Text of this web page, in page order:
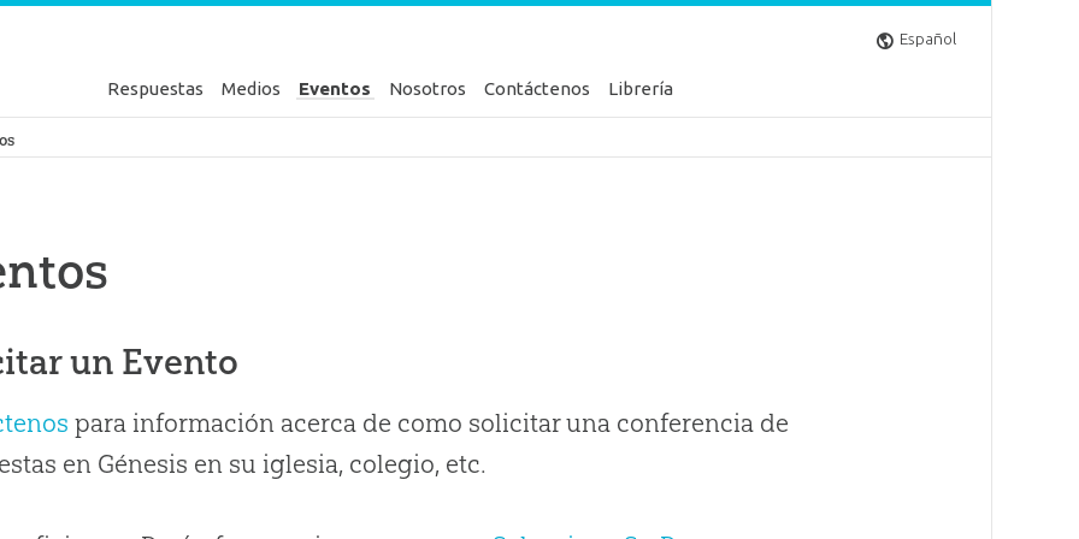
Español
Respuestas Medios Eventos Nosotros Contáctenos Librería
Génesis
un Evento
para información acerca de como solicitar una conferencia de
en Génesis en su iglesia, colegio, etc.